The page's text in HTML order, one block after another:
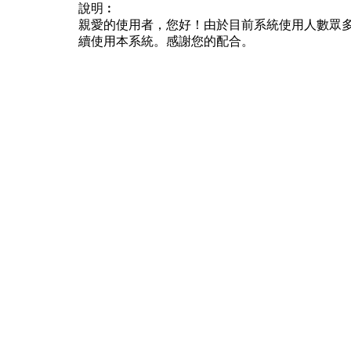
說明︰
親愛的使用者，您好！由於目前系統使用人數眾
續使用本系統。感謝您的配合。